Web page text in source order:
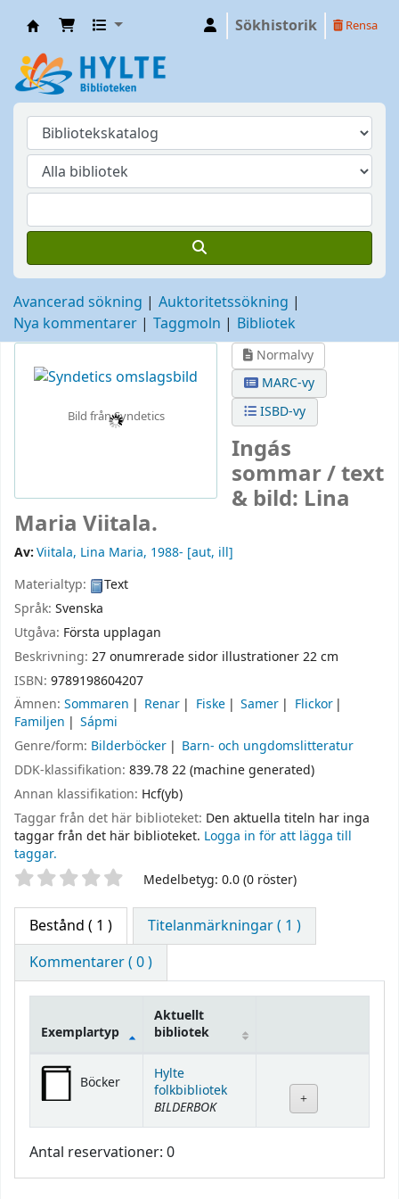
Sökhistorik Rensa
Avancerad sökning
Auktoritetssökning
Nya kommentarer
Taggmoln Bibliotek
Bild från Syndetics
Normalvy
MARC-vy
ISBD-vy
Ingás
sommar /text
& bild: Lina
Maria Viitala.
Av:Viitala, Lina Maria, 1988- [aut, ill]
Materialtyp:
Text
Språk: Svenska
Utgåva: Första upplagan
Beskrivning: 27 onumrerade sidor illustrationer 22 cm
ISBN: 9789198604207
Ämnen: Sommaren Renar Fiske Samer
Flickor
Familjen
Sápmi
Genre/form: Bilderböcker
Barn- och ungdomslitteratur
DDK-klassifikation: 839.78 22 (machine generated)
Annan klassifikation: Hcf(yb)
Taggar från det här biblioteket: Den aktuella titeln har inga
taggar från det här biblioteket. Logga in för att lägga till
taggar.
Betyg Medelbetyg: 0.0 (0 röster)
Bestånd ( 1 )
Titelanmärkningar ( 1 )
Kommentarer ( 0 )
Bestånd
Exemplartyp
Aktuellt
bibliotek
Böcker
Hylte
folkbibliotek
BILDERBOK
Antal reservationer: 0